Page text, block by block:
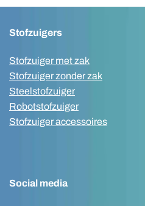
Stofzuigers
Stofzuiger met zak
Stofzuiger zonder zak
Steelstofzuiger
Robotstofzuiger
Stofzuiger accessoires
Social media